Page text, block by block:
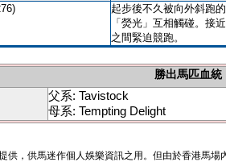
起步後不久被向外斜跑
「熒光」互相觸碰。接
之間緊迫競跑。
勝出馬匹血統
父系: Tavistock
母系: Tempting Delight
供，供馬迷作個人娛樂資訊之用。但由於香港馬